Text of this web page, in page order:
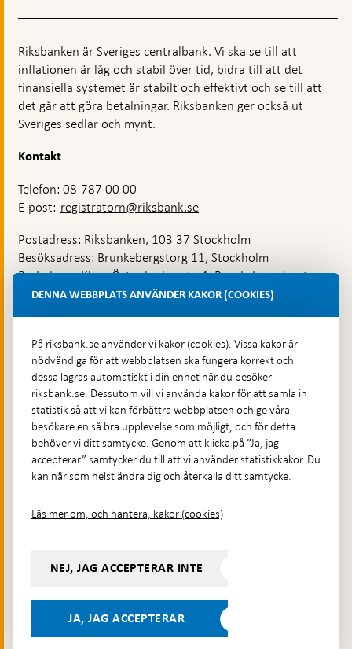
Riksbanken är Sveriges centralbank. Vi ska se till att
inflationen är låg och stabil över tid, bidra till att det
finansiella systemet är stabilt och effektivt och se till att
det går att göra betalningar. Riksbanken ger också ut
Sveriges sedlar och mynt.
Kontakt
Telefon: 08-787 00 00
E-post: registratorn@riksbank.se
Postadress: Riksbanken, 103 37 Stockholm
Besöksadress: Brunkebergstorg 11, Stockholm
Budadress: Klara Östra kyrkogata 4, Brunkebergsfaret,
Lastplats 6
Hitta direkt
Frågor och svar-
Öppnas
i
ny
flik
Till Riksbankens webbarkiv-
Öppnas
i
ny
Presskontakt
Integritetspolicy
Följ oss på sociala medier
YouTubeDela på:
Facebook
Dela på:
Instagram
Dela
på:
Bluesky
DENNA WEBBPLATS ANVÄNDER KAKOR (COOKIES)
På riksbank.se använder vi kakor (cookies). Vissa kakor är
nödvändiga för att webbplatsen ska fungera korrekt och
dessa lagras automatiskt i din enhet när du besöker
riksbank.se. Dessutom vill vi använda kakor för att samla in
statistik så att vi kan förbättra webbplatsen och ge våra
besökare en så bra upplevelse som möjligt, och för detta
behöver vi ditt samtycke. Genom att klicka på ”Ja, jag
accepterar” samtycker du till att vi använder statistikkakor. Du
kan när som helst ändra dig och återkalla ditt samtycke.
Läs mer om, och hantera, kakor (cookies)
NEJ, JAG ACCEPTERAR INTE
JA, JAG ACCEPTERAR